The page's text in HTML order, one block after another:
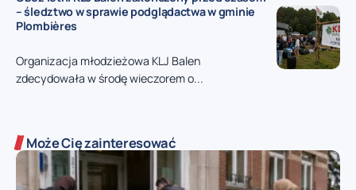
– śledztwo w sprawie podglądactwa w gminie
Plombières
Organizacja młodzieżowa KLJ Balen
zdecydowała w środę wieczorem o...
Może Cię zainteresować